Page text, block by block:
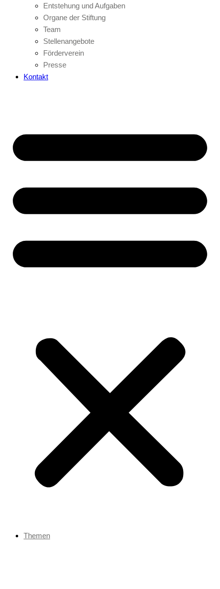
Entstehung und Aufgaben
Organe der Stiftung
Team
Stellenangebote
Förderverein
Presse
Kontakt
Themen